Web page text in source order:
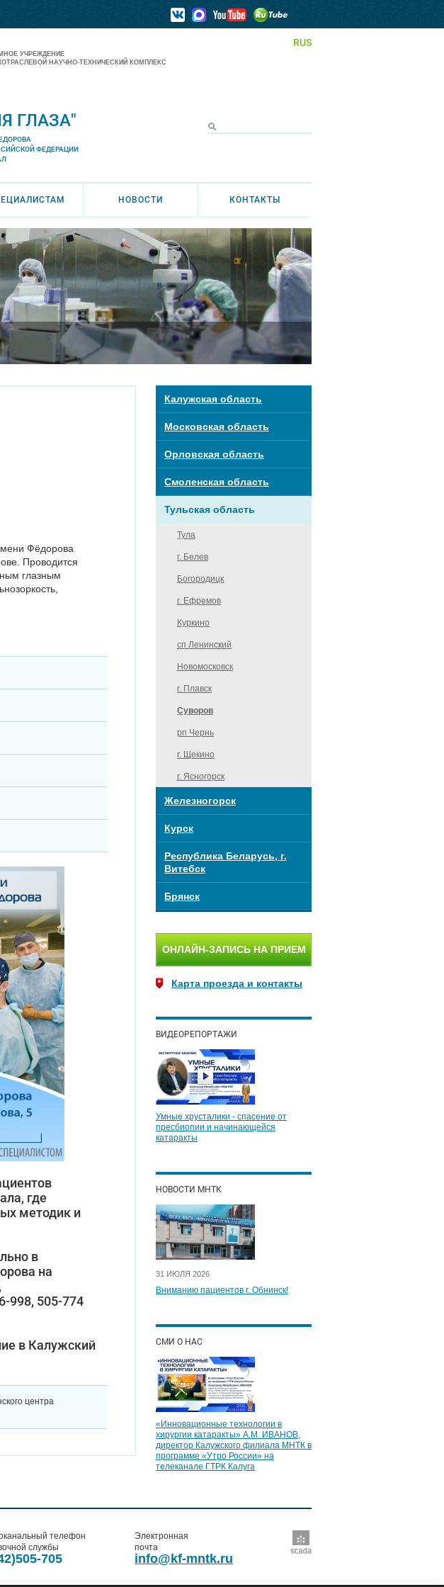
RUS
УЧРЕЖДЕНИЕ
НАУЧНО-ТЕХНИЧЕСКИЙ КОМПЛЕКС
ГЛАЗА"
ФЕДЕРАЦИИ
НОВОСТИ КОНТАКТЫ
Фёдорова
Проводится
глазным
где
методик и
в
на
998, 505-774
в Калужский
центра
Калужская область
Московская область
Орловская область
Смоленская область
Тульская область
Тула
г. Белев
Богородицк
г. Ефремов
Куркино
сп Ленинский
Новомосковск
г. Плавск
Суворов
рп Чернь
г. Щекино
г. Ясногорск
Железногорск
Курск
Республика Беларусь, г.
Витебск
Брянск
ОНЛАЙН-ЗАПИСЬ НА ПРИЕМ
Карта проезда и контакты
ВИДЕОРЕПОРТАЖИ
Умные хрусталики - спасение от
пресбиопии и начинающейся
катаракты
НОВОСТИ МНТК
31 ИЮЛЯ 2026
Вниманию пациентов г. Обнинск!
СМИ О НАС
«Инновационные технологии в
хирургии катаракты» А.М. ИВАНОВ,
директор Калужского филиала МНТК в
программе «Утро России» на
телеканале ГТРК Калуга
телефон
службы
705
Электронная
почта
info@kf-mntk.ru